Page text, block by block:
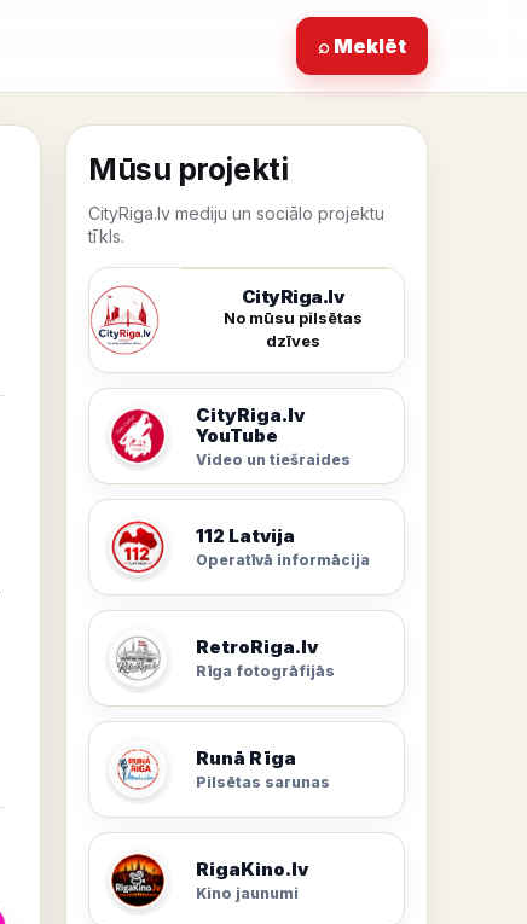
⌕ Meklēt
Mūsu projekti
CityRiga.lv mediju un sociālo projektu
tīkls.
CityRiga.lv
No mūsu pilsētas
dzīves
CityRiga.lv
YouTube
Video un tiešraides
112 Latvija
Operatīvā informācija
RetroRiga.lv
Rīga fotogrāfijās
Runā Rīga
Pilsētas sarunas
RigaKino.lv
Kino jaunumi